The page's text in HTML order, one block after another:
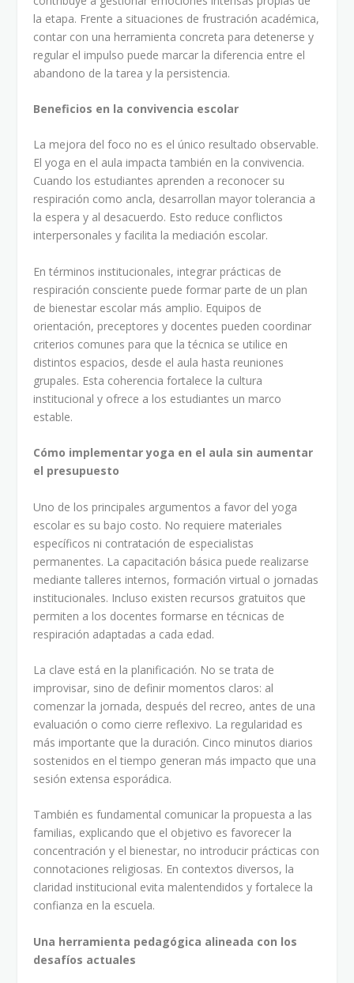
la etapa. Frente a situaciones de frustración académica,
contar con una herramienta concreta para detenerse y
regular el impulso puede marcar la diferencia entre el
abandono de la tarea y la persistencia.
Beneficios en la convivencia escolar
La mejora del foco no es el único resultado observable.
El yoga en el aula impacta también en la convivencia.
Cuando los estudiantes aprenden a reconocer su
respiración como ancla, desarrollan mayor tolerancia a
la espera y al desacuerdo. Esto reduce conflictos
interpersonales y facilita la mediación escolar.
En términos institucionales, integrar prácticas de
respiración consciente puede formar parte de un plan
de bienestar escolar más amplio. Equipos de
orientación, preceptores y docentes pueden coordinar
criterios comunes para que la técnica se utilice en
distintos espacios, desde el aula hasta reuniones
grupales. Esta coherencia fortalece la cultura
institucional y ofrece a los estudiantes un marco
estable.
Cómo implementar yoga en el aula sin aumentar
el presupuesto
Uno de los principales argumentos a favor del yoga
escolar es su bajo costo. No requiere materiales
específicos ni contratación de especialistas
permanentes. La capacitación básica puede realizarse
mediante talleres internos, formación virtual o jornadas
institucionales. Incluso existen recursos gratuitos que
permiten a los docentes formarse en técnicas de
respiración adaptadas a cada edad.
La clave está en la planificación. No se trata de
improvisar, sino de definir momentos claros: al
comenzar la jornada, después del recreo, antes de una
evaluación o como cierre reflexivo. La regularidad es
más importante que la duración. Cinco minutos diarios
sostenidos en el tiempo generan más impacto que una
sesión extensa esporádica.
También es fundamental comunicar la propuesta a las
familias, explicando que el objetivo es favorecer la
concentración y el bienestar, no introducir prácticas con
connotaciones religiosas. En contextos diversos, la
claridad institucional evita malentendidos y fortalece la
confianza en la escuela.
Una herramienta pedagógica alineada con los
desafíos actuales